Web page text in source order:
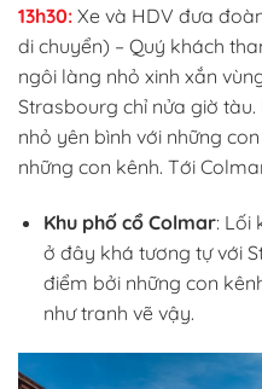
13h30: Xe và HDV đưa
di chuyển) – Quý khách
ngôi làng nhỏ xinh xắn
Strasbourg chỉ nửa giờ
nhỏ yên bình với những
những con kênh. Tới
Khu phố cổ Colmar: Lối
ở đây khá tương tự với
điểm bởi những con
như tranh vẽ vậy.